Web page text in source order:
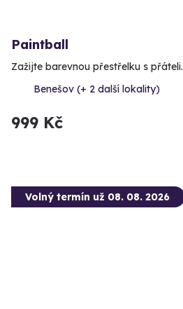
Paintball
Zažijte barevnou přestřelku s přáteli.
Benešov (+ 2 další lokality)
999 Kč
Volný termín už 08. 08. 2026